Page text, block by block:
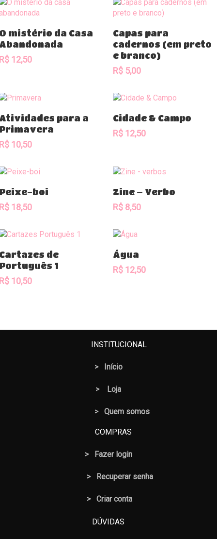
Comprar
mistério da Casa
12,50
Capas para
cadernos (em preto
e branco)
R$ 5,00
Comprarpara a
10,50
Comprar
Cidade & Campo
R$ 12,50
Comprar
boi
18,50
Comprar
Zine – Verbo
R$ 8,50
Comprar
de
1
10,50
Água
R$ 12,50
INSTITUCIONAL
> Início
> Loja
> Quem somos
COMPRAS
> Fazer login
> Recuperar senha
> Criar conta
DÚVIDAS